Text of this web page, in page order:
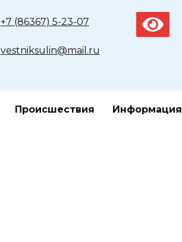
+7 (86367) 5-23-07
vestniksulin@mail.ru
Происшествия Информация